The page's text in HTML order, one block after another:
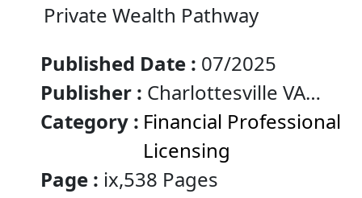
Private Wealth Pathway
Published Date : 07/2025
Publisher : Charlottesville VA
:Wiley
Category : Financial Professional
Licensing
Page : ix,538 Pages